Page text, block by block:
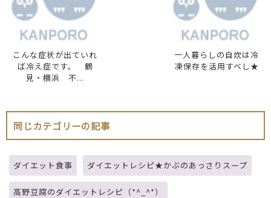
こんな症状が出ていれ
ば冷え症です。 鶴
見・横浜 不...
一人暮らしの自炊は冷
凍保存を活用すべし★
同じカテゴリーの記事
ダイエット食事 ダイエットレシピ★かぶのあっさりスープ
高野豆腐のダイエットレシピ（*^_^*）